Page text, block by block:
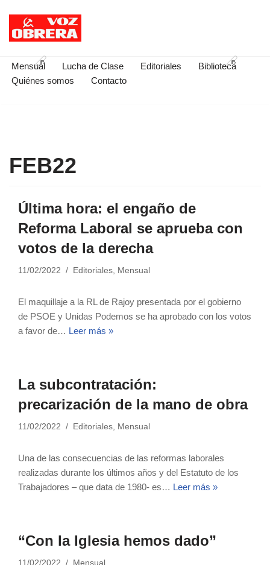
Saltar
contenido
Mensual Lucha de Clase Editoriales
Biblioteca
Quiénes somos
Contacto
FEB22
Última hora: el engaño de
Reforma Laboral se aprueba con
votos de la derecha
11/02/2022 Editoriales, Mensual
El maquillaje a la RL de Rajoy presentada por el gobierno
de PSOE y Unidas Podemos se ha aprobado con los votos
a favor de… Leer más »
La subcontratación:
precarización de la mano de obra
11/02/2022 Editoriales, Mensual
Una de las consecuencias de las reformas laborales
realizadas durante los últimos años y del Estatuto de los
Trabajadores – que data de 1980- es… Leer más »
“Con la Iglesia hemos dado”
11/02/2022 Mensual